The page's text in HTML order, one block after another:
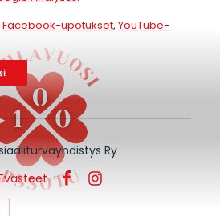
Facebook-upotukset, YouTube-
Ry
FacebookInstagram